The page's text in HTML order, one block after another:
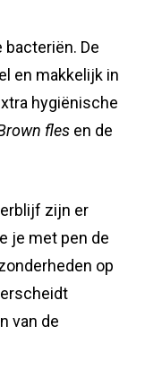
De
en makkelijk in
hygiënische
fles en de
zijn er
je met pen de
op
van de